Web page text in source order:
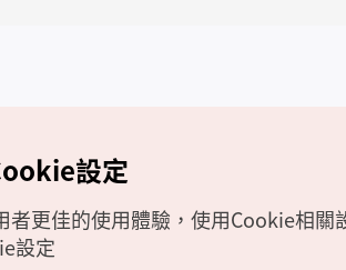
公社版權所有
歡迎來信至官方信箱
設定
者更佳的使用體驗，使用Cookie相關
設定